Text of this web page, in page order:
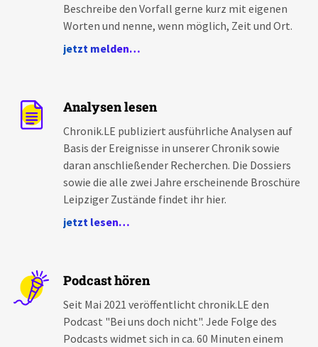
Beschreibe den Vorfall gerne kurz mit eigenen
Worten und nenne, wenn möglich, Zeit und Ort.
jetzt melden…
Analysen lesen
Chronik.LE publiziert ausführliche Analysen auf
Basis der Ereignisse in unserer Chronik sowie
daran anschließender Recherchen. Die Dossiers
sowie die alle zwei Jahre erscheinende Broschüre
Leipziger Zustände findet ihr hier.
jetzt lesen…
Podcast hören
Seit Mai 2021 veröffentlicht chronik.LE den
Podcast "Bei uns doch nicht". Jede Folge des
Podcasts widmet sich in ca. 60 Minuten einem